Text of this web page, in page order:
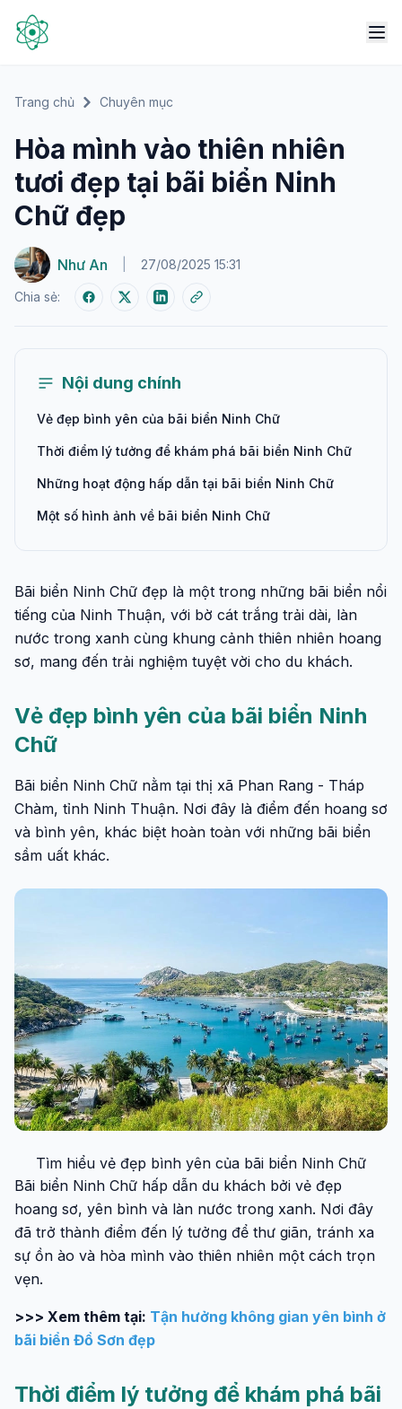
Trang chủ Chuyên mục
Hòa mình vào thiên nhiên
tươi đẹp tại bãi biển Ninh
Chữ đẹp
Như An 27/08/2025 15:31
Chia sẻ:
Nội dung chính
Vẻ đẹp bình yên của bãi biển Ninh Chữ
Thời điểm lý tưởng để khám phá bãi biển Ninh Chữ
Những hoạt động hấp dẫn tại bãi biển Ninh Chữ
Một số hình ảnh về bãi biển Ninh Chữ
Bãi biển Ninh Chữ đẹp là một trong những bãi biển nổi
tiếng của Ninh Thuận, với bờ cát trắng trải dài, làn
nước trong xanh cùng khung cảnh thiên nhiên hoang
sơ, mang đến trải nghiệm tuyệt vời cho du khách.
Vẻ đẹp bình yên của bãi biển Ninh
Chữ
Bãi biển Ninh Chữ nằm tại thị xã Phan Rang - Tháp
Chàm, tỉnh Ninh Thuận. Nơi đây là điểm đến hoang sơ
và bình yên, khác biệt hoàn toàn với những bãi biển
sầm uất khác.
Tìm hiểu vẻ đẹp bình yên của bãi biển Ninh Chữ
Bãi biển Ninh Chữ hấp dẫn du khách bởi vẻ đẹp
hoang sơ, yên bình và làn nước trong xanh. Nơi đây
đã trở thành điểm đến lý tưởng để thư giãn, tránh xa
sự ồn ào và hòa mình vào thiên nhiên một cách trọn
vẹn.
>>> Xem thêm tại: Tận hưởng không gian yên bình ở
bãi biển Đồ Sơn đẹp
Thời điểm lý tưởng để khám phá bãi